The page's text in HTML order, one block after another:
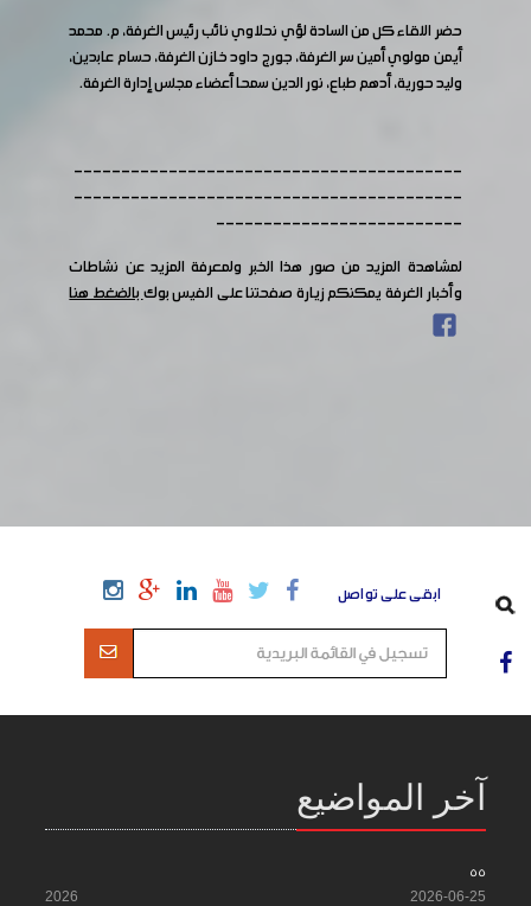
حضر اللقاء كل من السادة لؤي نحلاوي نائب رئيس الغرفة، م. محمد
أيمن مولوي أمين سر الغرفة، جورج داود خازن الغرفة، حسام عابدين،
وليد حورية، أدهم طباع، نور الدين سمحا أعضاء مجلس إدارة الغرفة.
-----------------------------------------
-----------------------------------------
--------------------------
لمشاهدة المزيد من صور هذا الخبر ولمعرفة المزيد عن نشاطات
وأخبار الغرفة يمكنكم زيارة صفحتنا على الفيس بوكبالضغط هنا
ابقى على تواصل
آخر المواضيع
55
2026-06-25
2026